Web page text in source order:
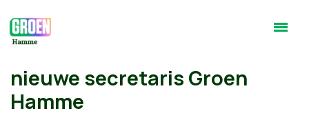
nieuwe secretaris Groen
Hamme